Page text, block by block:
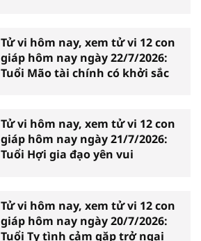
Tử vi hôm nay, xem tử vi 12 con
giáp hôm nay ngày 22/7/2026:
Tuổi Mão tài chính có khởi sắc
Tử vi hôm nay, xem tử vi 12 con
giáp hôm nay ngày 21/7/2026:
Tuổi Hợi gia đạo yên vui
Tử vi hôm nay, xem tử vi 12 con
giáp hôm nay ngày 20/7/2026:
Tuổi Tỵ tình cảm gặp trở ngại